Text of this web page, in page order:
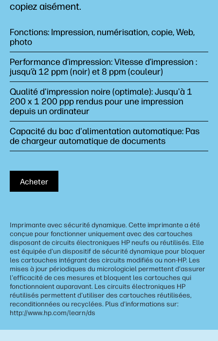
copiez aisément.
Fonctions: Impression, numérisation, copie, Web,
photo
Performance d’impression: Vitesse d’impression :
jusqu’à 12 ppm (noir) et 8 ppm (couleur)
Qualité d'impression noire (optimale): Jusqu'à 1
200 x 1 200 ppp rendus pour une impression
depuis un ordinateur
Capacité du bac d'alimentation automatique: Pas
de chargeur automatique de documents
Acheter
Imprimante avec sécurité dynamique. Cette imprimante a été
conçue pour fonctionner uniquement avec des cartouches
disposant de circuits électroniques HP neufs ou réutilisés. Elle
est équipée d'un dispositif de sécurité dynamique pour bloquer
les cartouches intégrant des circuits modifiés ou non-HP. Les
mises à jour périodiques du micrologiciel permettent d'assurer
l'efficacité de ces mesures et bloquent les cartouches qui
fonctionnaient auparavant. Les circuits électroniques HP
réutilisés permettent d'utiliser des cartouches réutilisées,
reconditionnées ou recyclées. Plus d'informations sur:
http://www.hp.com/learn/ds